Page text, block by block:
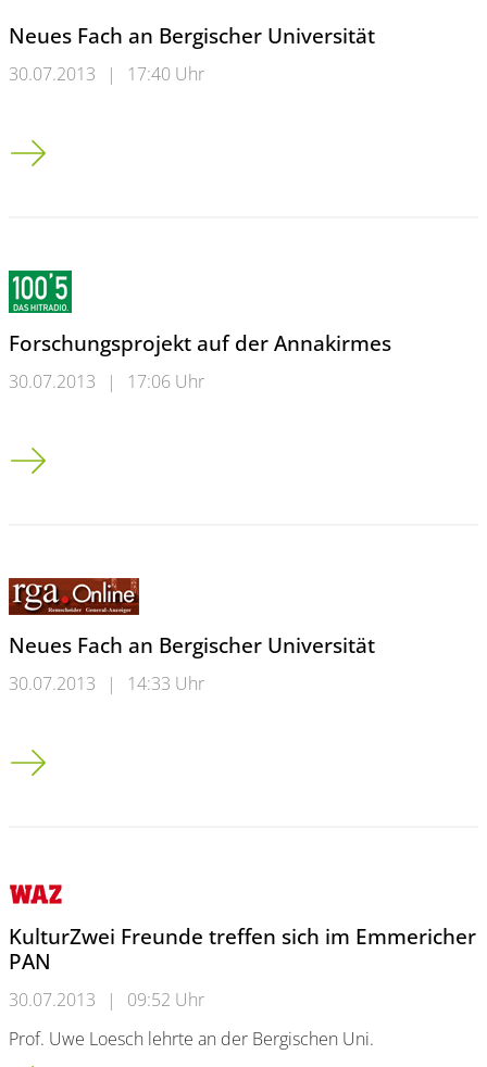
Neues Fach an Bergischer Universität
30.07.2013 | 17:40 Uhr
Neues Fach an Bergischer Universität
Forschungsprojekt auf der Annakirmes
30.07.2013 | 17:06 Uhr
Forschungsprojekt auf der Annakirmes
Neues Fach an Bergischer Universität
30.07.2013 | 14:33 Uhr
Neues Fach an Bergischer Universität
KulturZwei Freunde treffen sich im Emmericher
PAN
30.07.2013 |
09:52 Uhr
Prof. Uwe Loesch lehrte an der Bergischen Uni.